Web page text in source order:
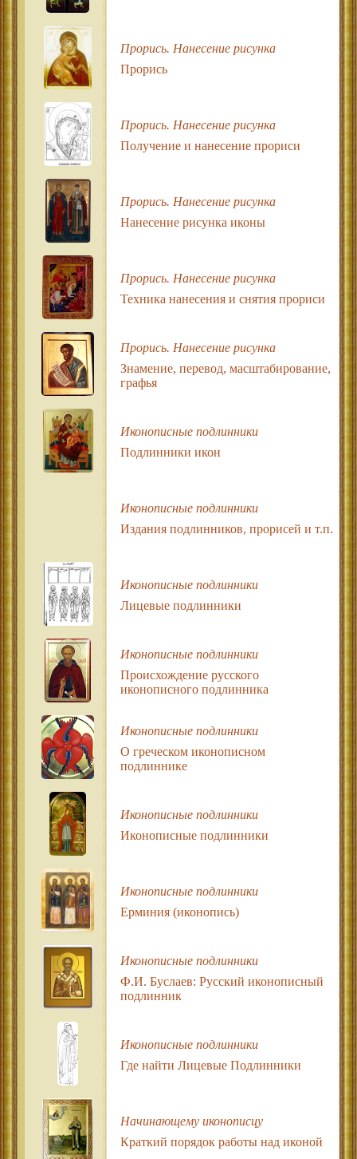
Прорись. Нанесение рисунка
Прорись
Прорись. Нанесение рисунка
Получение и нанесение прориси
Прорись. Нанесение рисунка
Нанесение рисунка иконы
Прорись. Нанесение рисунка
Техника нанесения и снятия прориси
Прорись. Нанесение рисунка
Знамение, перевод, масштабирование,
графья
Иконописные подлинники
Подлинники икон
Иконописные подлинники
Издания подлинников, прорисей и т.п.
Иконописные подлинники
Лицевые подлинники
Иконописные подлинники
Происхождение русского
иконописного подлинника
Иконописные подлинники
О греческом иконописном
подлиннике
Иконописные подлинники
Иконописные подлинники
Иконописные подлинники
Ерминия (иконопись)
Иконописные подлинники
Ф.И. Буслаев: Русский иконописный
подлинник
Иконописные подлинники
Где найти Лицевые Подлинники
Начинающему иконописцу
Краткий порядок работы над иконой